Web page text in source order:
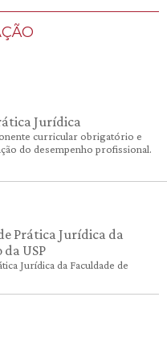
Jurídica
curricular obrigatório e
do desempenho profissional.
Prática Jurídica da
USP
Jurídica da Faculdade de